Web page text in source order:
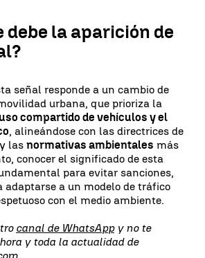
debe la aparición de
señal responde a un cambio de
urbana, que prioriza la
compartido de vehículos y el
, alineándose con las directrices de
las normativas ambientales más
conocer el significado de esta
para evitar sanciones,
adaptarse a un modelo de tráfico
con el medio ambiente.
canal de WhatsAppy no te
y toda la actualidad de